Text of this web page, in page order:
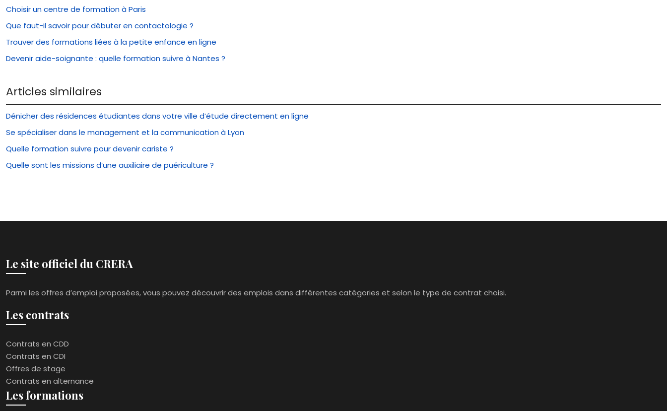
Choisir un centre de formation à Paris
Que faut-il savoir pour débuter en contactologie ?
Trouver des formations liées à la petite enfance en ligne
Devenir aide-soignante : quelle formation suivre à Nantes ?
Articles similaires
Dénicher des résidences étudiantes dans votre ville d’étude directement en ligne
Se spécialiser dans le management et la communication à Lyon
Quelle formation suivre pour devenir cariste ?
Quelle sont les missions d’une auxiliaire de puériculture ?
Le site officiel du CRERA
Parmi les offres d’emploi proposées, vous pouvez découvrir des emplois dans différentes catégories et selon le type de contrat choisi.
Les contrats
Contrats en CDD
Contrats en CDI
Offres de stage
Contrats en alternance
Les formations